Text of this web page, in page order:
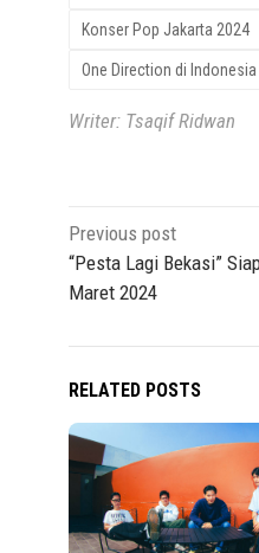
Konser Pop Jakarta 2024
One Direction di Indonesia
Writer: Tsaqif Ridwan
Post
navigation
Previous post
“Pesta Lagi Bekasi”
Maret 2024
RELATED POSTS